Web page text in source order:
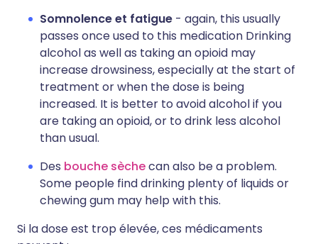
Somnolence et fatigue - again, this usually
passes once used to this medication Drinking
alcohol as well as taking an opioid may
increase drowsiness, especially at the start of
treatment or when the dose is being
increased. It is better to avoid alcohol if you
are taking an opioid, or to drink less alcohol
than usual.
Des bouche sèchecan also be a problem.
Some people find drinking plenty of liquids or
chewing gum may help with this.
Si la dose est trop élevée, ces médicaments